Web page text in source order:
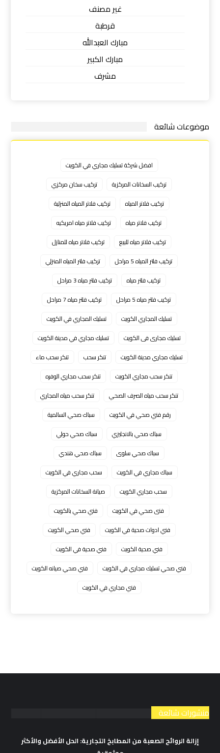
غير مصنف
قرطبة
مبارك العبدالله
مبارك الكبير
مشرف
موضوعات شائعة
افضل شركة تسليك مجاري في الكويت
تركيب السخانات المركزية
تركيب سخان مركزي
تركيب فلاتر المياه
تركيب فلاتر المياه المنزلية
تركيب فلاتر مياه
تركيب فلاتر مياه امريكيه
تركيب فلاتر مياه للبيع
تركيب فلاتر مياه للمنازل
تركيب فلتر المياه 5 مراحل
تركيب فلتر المياه المنزلي
تركيب فلتر مياه
تركيب فلتر مياه 3 مراحل
تركيب فلتر مياه 5 مراحل
تركيب فلتر مياه 7 مراحل
تسليك المجاري الكويت
تسليك المجاري في الكويت
تسليك مجارى فى الكويت
تسليك مجاري في مدينة الكويت
تسليك مجاري مدينة الكويت
تنكر سحب
تنكر سحب ماء
تنكر سحب مجاري الكويت
تنكر سحب مجاري الوفره
تنكر سحب مياه الصرف الصحي
تنكر سحب مياه المجاري
رقم فني صحي في الكويت
سباك صحي السالمية
سباك صحي بالانجليزي
سباك صحي حولي
سباك صحي سلوى
سباك صحي هندي
سباك مجاري في الكويت
سحب مجاري في الكويت
سحب مجاري الكويت
صيانة السخانات المركزية
فنى صحي في الكويت
فني صحي بالكويت
فني ادوات صحية في الكويت
فني صحي الكويت
فني صحية الكويت
فني صحية في الكويت
فني صحي تسليك مجاري في الكويت
فني صحي صيانه الكويت
فني مجاري في الكويت
منشورات شائعة
إزالة الروائح الصعبة من المطابخ التجارية: الحل الأفضل والأكثر